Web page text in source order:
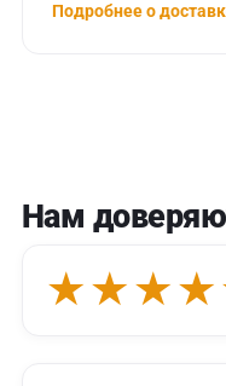
Подробнее о
Нам